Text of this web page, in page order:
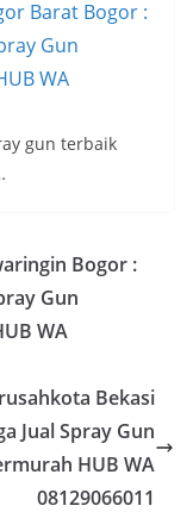
Barat Bogor :
Gun
WA
gun terbaik
Bogor :
Gun
WA
Bekasi
Jual Spray Gun
HUB WA
08129066011